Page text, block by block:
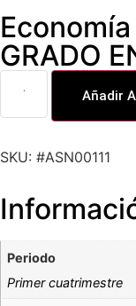
GRADO
Añadir
SKU: #ASN00111
Periodo
Primer cuatrimestre